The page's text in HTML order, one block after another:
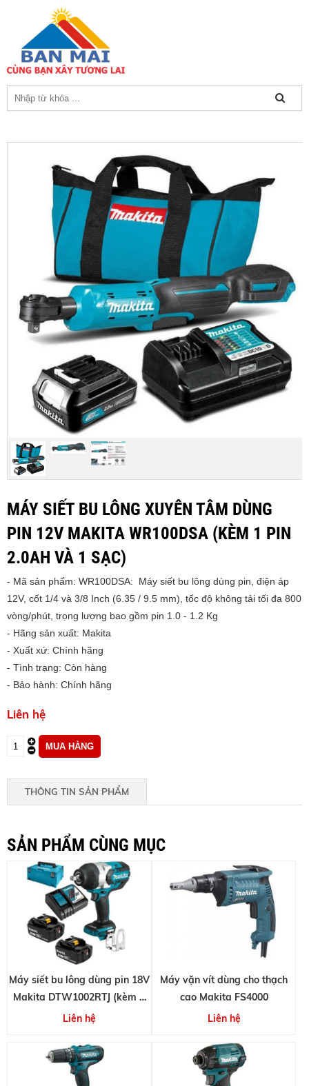
MÁY SIẾT BU LÔNG XUYÊN TÂM DÙNG
PIN 12V MAKITA WR100DSA (KÈM 1 PIN
2.0AH VÀ 1 SẠC)
- Mã sản phẩm: WR100DSA: Máy siết bu lông dùng pin, điện áp
12V, cốt 1/4 và 3/8 Inch (6.35 / 9.5 mm), tốc độ không tải tối đa 800
vòng/phút, trọng lượng bao gồm pin 1.0 - 1.2 Kg
- Hãng sản xuất: Makita
- Xuất xứ: Chính hãng
- Tình trạng: Còn hàng
- Bảo hành: Chính hãng
Liên hệ
THÔNG TIN SẢN PHẨM
SẢN PHẨM CÙNG MỤC
Máy siết bu lông dùng pin 18V
Makita DTW1002RTJ (kèm 2
pin 5.0Ah và 1 sạc)
Liên hệ
Máy vặn vít dùng cho thạch
cao Makita FS4000
Liên hệ